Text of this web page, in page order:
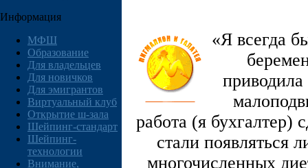
Информация
МФШ
Образование
Для владельцев
Для новичков
Для эмигрантов
Виртуальный клуб
Открытие ш-зала
Шейпинг-стандарт
Шейпинг-
технологии
Внимание,
«Я всегда
работа (я бухгалтер)
стали появляться
многочисленных